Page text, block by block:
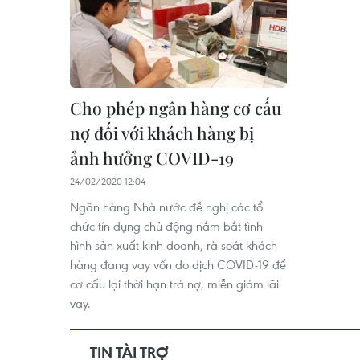
Cho phép ngân hàng cơ cấu
nợ đối với khách hàng bị
ảnh hưởng COVID-19
24/02/2020 12:04
Ngân hàng Nhà nước đề nghị các tổ
chức tín dụng chủ động nắm bắt tình
hình sản xuất kinh doanh, rà soát khách
hàng đang vay vốn do dịch COVID-19 để
cơ cấu lại thời hạn trả nợ, miễn giảm lãi
vay.